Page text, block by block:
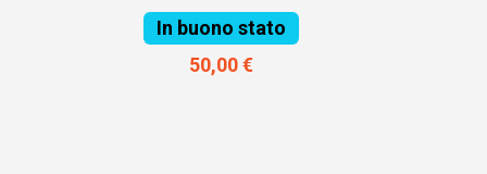
In buono stato
50,00 €